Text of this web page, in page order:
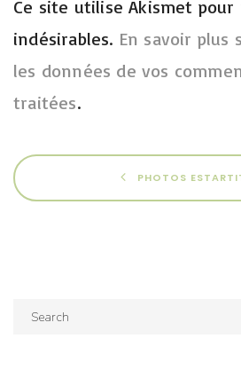
Ce site utilise Akismet
indésirables. En savoir plus
les données de vos
traitées.
PHOTOS